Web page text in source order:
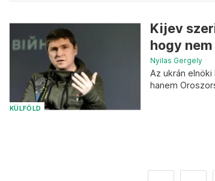
KÜLFÖLD
Kijev
hogy
Nyilas Gergely
Az ukrán
hanem